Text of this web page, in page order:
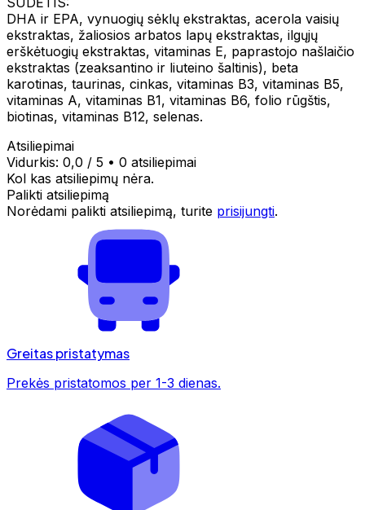
DHA ir EPA, vynuogių sėklų ekstraktas, acerola vaisių
ekstraktas, žaliosios arbatos lapų ekstraktas, ilgųjų
erškėtuogių ekstraktas, vitaminas E, paprastojo našlaičio
ekstraktas (zeaksantino ir liuteino šaltinis), beta
karotinas, taurinas, cinkas, vitaminas B3, vitaminas B5,
vitaminas A, vitaminas B1, vitaminas B6, folio rūgštis,
biotinas, vitaminas B12, selenas.
Atsiliepimai
Vidurkis: 0,0 / 5 • 0 atsiliepimai
Kol kas atsiliepimų nėra.
Palikti atsiliepimą
Norėdami palikti atsiliepimą, turite prisijungti.
Greitas pristatymas
Prekės pristatomos per 1-3 dienas.